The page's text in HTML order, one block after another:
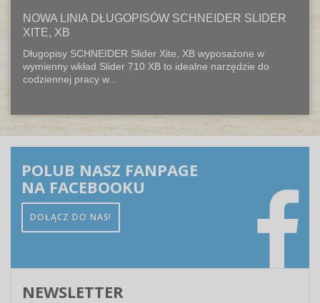
NOWA LINIA DŁUGOPISÓW SCHNEIDER SLIDER
XITE, XB
Długopisy SCHNEIDER Slider Xite, XB wyposażone w
wymienny wkład Slider 710 XB to idealne narzędzie do
codziennej pracy w...
POLUB NASZ FANPAGE
NA FACEBOOKU
DOŁĄCZ DO NAS!
NEWSLETTER